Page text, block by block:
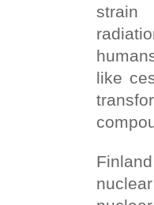
like